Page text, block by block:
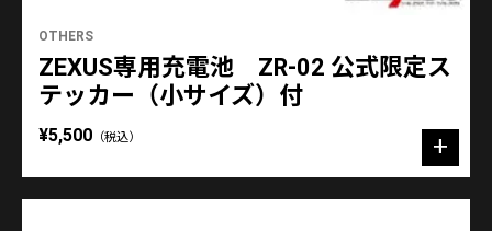
OTHERS
ZEXUS専用充電池 ZR-02 公式限定ス
テッカー（小サイズ）付
¥5,500 （税込）